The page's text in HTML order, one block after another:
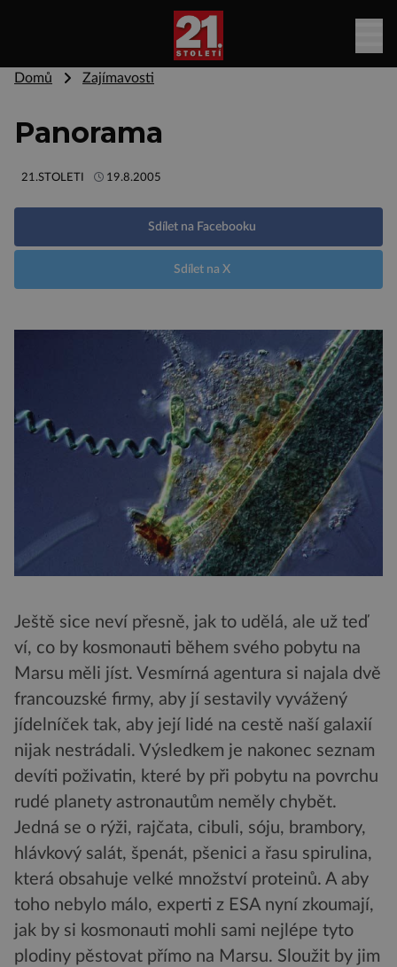
Domů Zajímavosti
Panorama
21.STOLETI 19.8.2005
Sdílet na Facebooku
Sdílet na X
Ještě sice neví přesně, jak to udělá, ale už teď
ví, co by kosmonauti během svého pobytu na
Marsu měli jíst. Vesmírná agentura si najala dvě
francouzské firmy, aby jí sestavily vyvážený
jídelníček tak, aby její lidé na cestě naší galaxií
nijak nestrádali. Výsledkem je nakonec seznam
devíti poživatin, které by při pobytu na povrchu
rudé planety astronautům neměly chybět.
Jedná se o rýži, rajčata, cibuli, sóju, brambory,
hlávkový salát, špenát, pšenici a řasu spirulina,
která obsahuje velké množství proteinů. A aby
toho nebylo málo, experti z ESA nyní zkoumají,
jak by si kosmonauti mohli sami nejlépe tyto
plodiny pěstovat přímo na Marsu. Sloužit by jim